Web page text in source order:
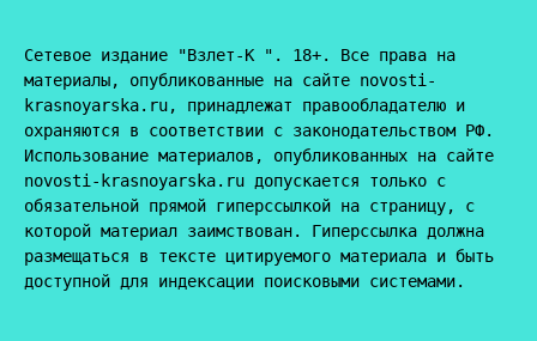
Сетевое издание "Взлет-К ". 18+. Все права на
материалы, опубликованные на сайте novosti-
krasnoyarska.ru, принадлежат правообладателю и
охраняются в соответствии с законодательством РФ.
Использование материалов, опубликованных на сайте
novosti-krasnoyarska.ru допускается только с
обязательной прямой гиперссылкой на страницу, с
которой материал заимствован. Гиперссылка должна
размещаться в тексте цитируемого материала и быть
доступной для индексации поисковыми системами.